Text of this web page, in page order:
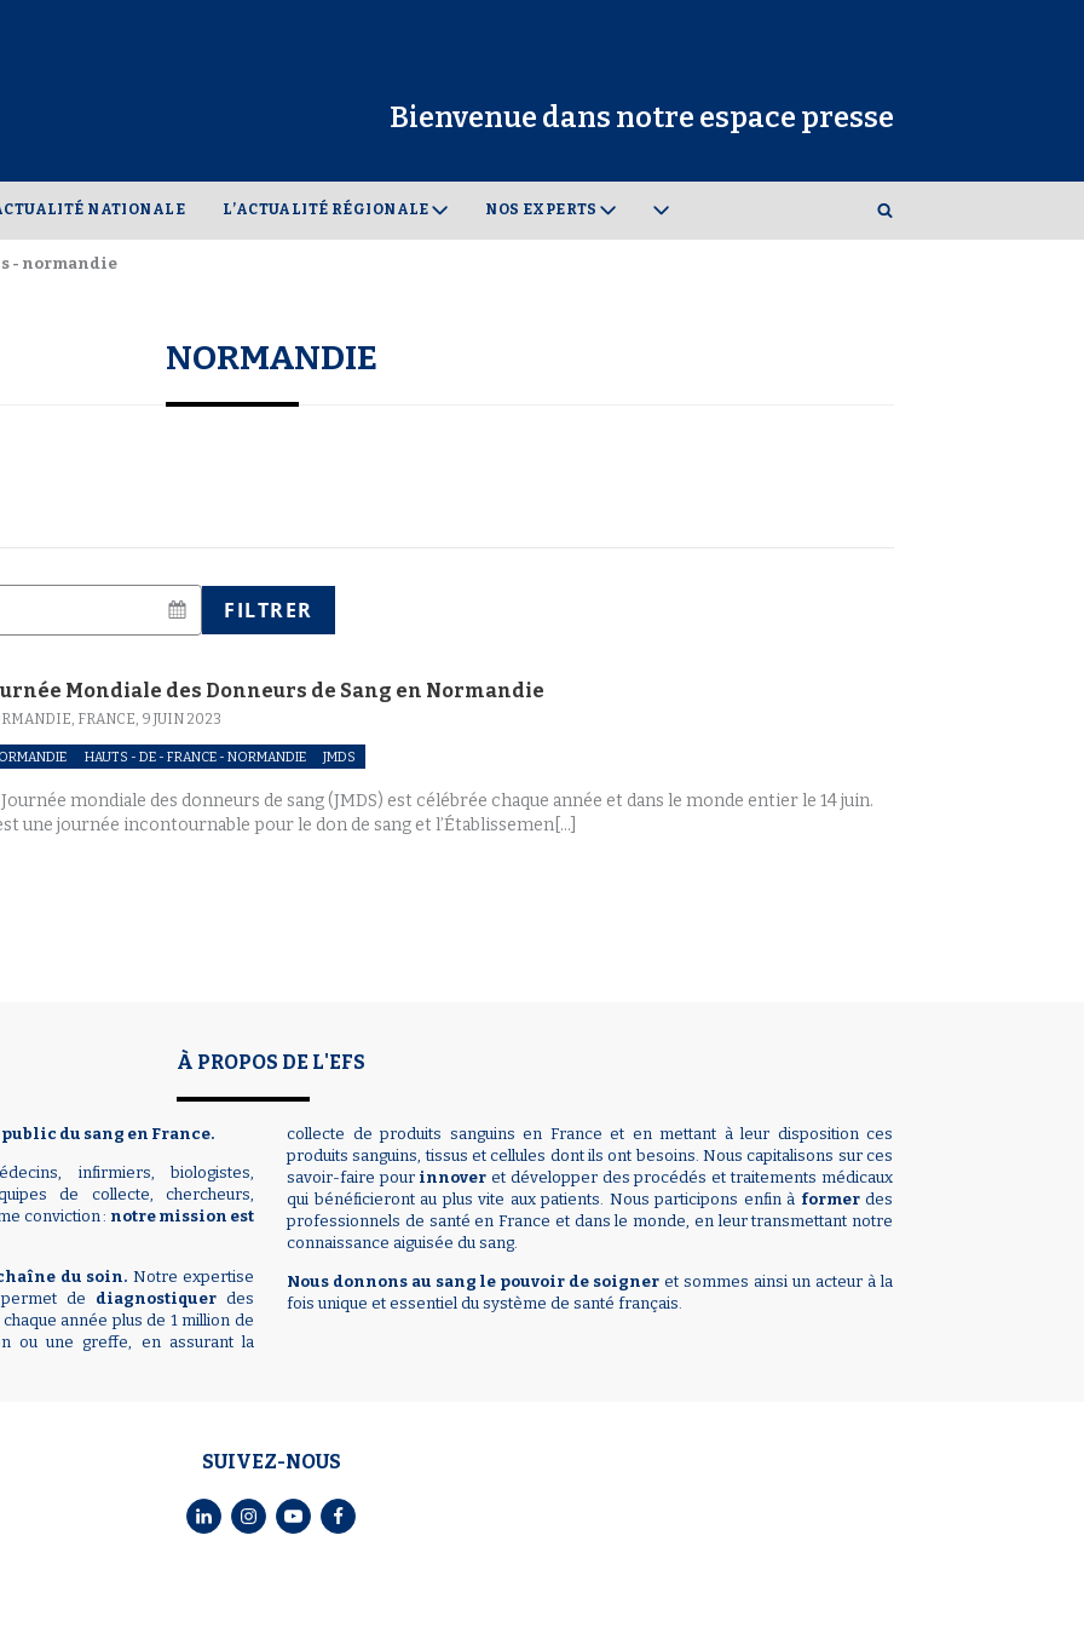
Bienvenue dans notre espace presse
NATIONALE L’ACTUALITÉ RÉGIONALE NOS EXPERTS
- normandie
NORMANDIE
FILTRER
Mondiale des Donneurs de Sang en Normandie
FRANCE, 9 JUIN 2023
HAUTS - DE - FRANCE - NORMANDIE JMDS
Journée mondiale des donneurs de sang (JMDS) est célébrée chaque année et dans le monde entier le 14 juin.
une journée incontournable pour le don de sang et l’Établissemen[...]
À PROPOS DE L'EFS
du sang en France.
infirmiers, biologistes,
de collecte, chercheurs,
conviction : notre mission est
du soin. Notre expertise
de diagnostiquer des
chaque année plus de 1 million de
ou une greffe, en assurant la
collecte de produits sanguins en France et en mettant à leur disposition ces
produits sanguins, tissus et cellules dont ils ont besoins. Nous capitalisons sur ces
savoir-faire pour innover et développer des procédés et traitements médicaux
qui bénéficieront au plus vite aux patients. Nous participons enfin à former des
professionnels de santé en France et dans le monde, en leur transmettant notre
connaissance aiguisée du sang.
Nous donnons au sang le pouvoir de soigner et sommes ainsi un acteur à la
fois unique et essentiel du système de santé français.
SUIVEZ-NOUS